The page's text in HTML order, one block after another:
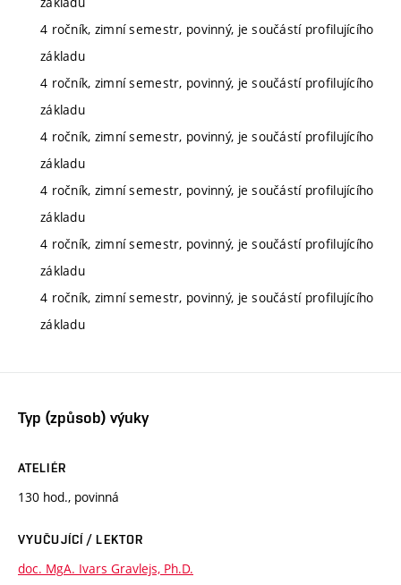
4 ročník, zimní semestr, povinný, je součástí profilujícího
základu
4 ročník, zimní semestr, povinný, je součástí profilujícího
základu
4 ročník, zimní semestr, povinný, je součástí profilujícího
základu
4 ročník, zimní semestr, povinný, je součástí profilujícího
základu
4 ročník, zimní semestr, povinný, je součástí profilujícího
základu
4 ročník, zimní semestr, povinný, je součástí profilujícího
základu
Typ (způsob) výuky
ATELIÉR
130 hod., povinná
VYUČUJÍCÍ / LEKTOR
doc. MgA. Ivars Gravlejs, Ph.D.